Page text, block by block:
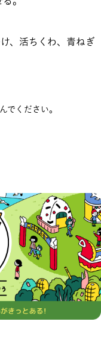
、活ちくわ、青ねぎ
でください。